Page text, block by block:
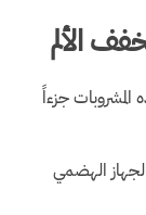
المشروبات جزءاً
الهضمي